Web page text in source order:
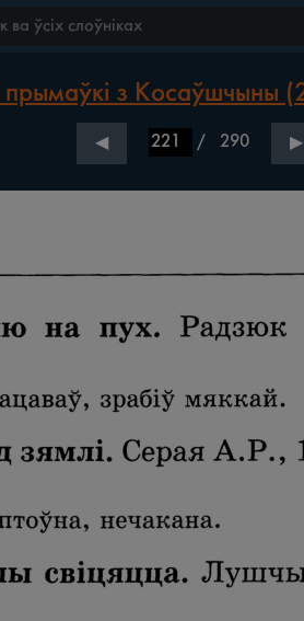
прымаўкі з
◀ / 290 ▶